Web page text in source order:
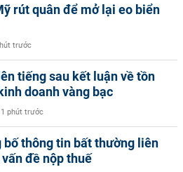
rút quân để mở lại eo biển
trước
tiếng sau kết luận về tồn
doanh vàng bạc
1 phút trước
bố thông tin bất thường liên
đề nộp thuế